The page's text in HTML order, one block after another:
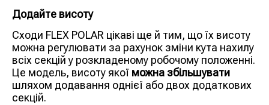
Додайте висоту
Сходи FLEX POLAR цікаві ще й тим, що їх висоту
можна регулювати за рахунок зміни кута нахилу
всіх секцій у розкладеному робочому положенні.
Це модель, висоту якої можна збільшувати
шляхом додавання однієї або двох додаткових
секцій.